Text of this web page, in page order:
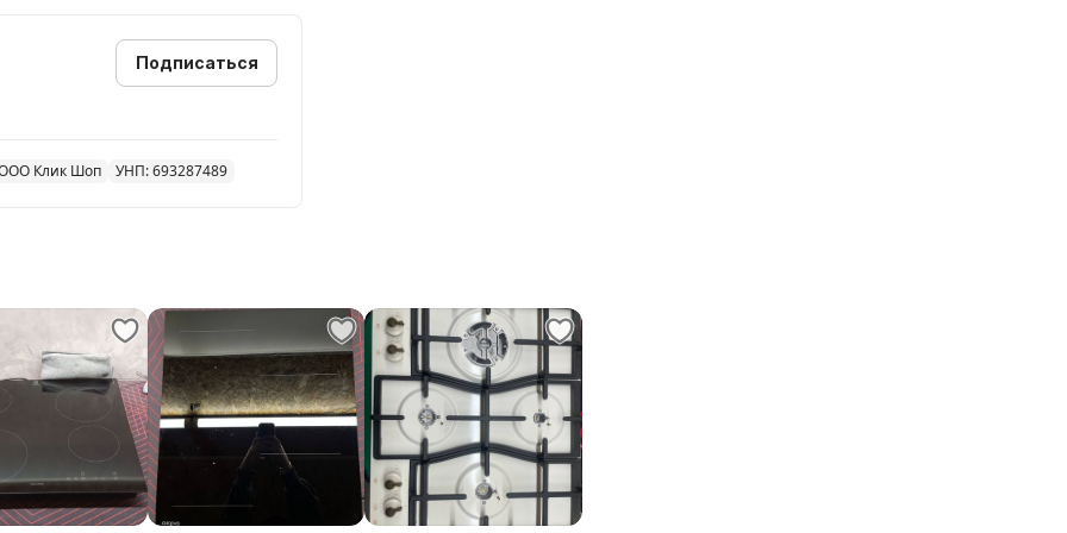
продавцов! Мы даём гарантию
Подписаться
Клик Шоп УНП: 693287489